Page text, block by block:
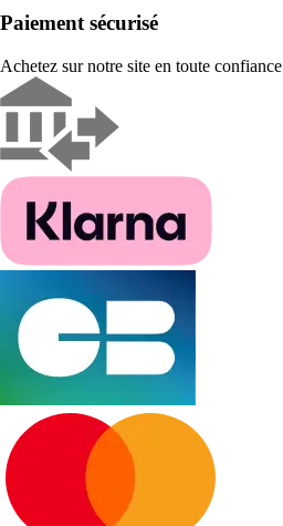
Paiement sécurisé
Achetez sur notre site en toute confiance